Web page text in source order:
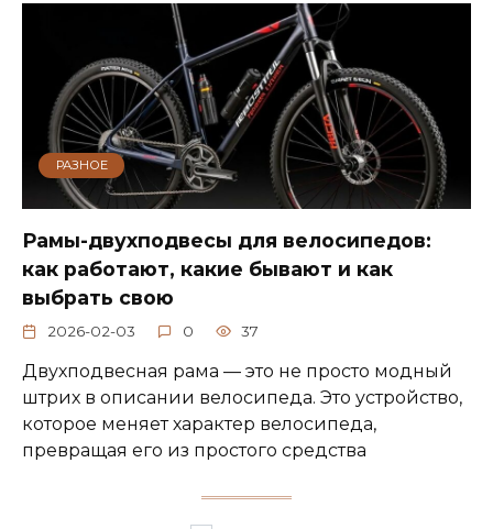
РАЗНОЕ
Рамы-двухподвесы для велосипедов:
как работают, какие бывают и как
выбрать свою
2026-02-03 0 37
Двухподвесная рама — это не просто модный
штрих в описании велосипеда. Это устройство,
которое меняет характер велосипеда,
превращая его из простого средства